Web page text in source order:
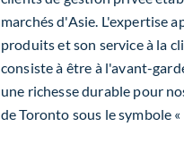
marchés d'Asie. L'expertise
produits et son service à la
consiste à être à l'avant-
une richesse durable pour
de Toronto sous le symbole «